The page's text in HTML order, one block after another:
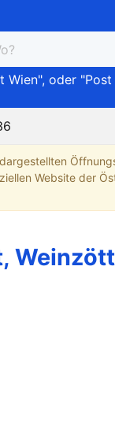
Wien", oder "Post
Website der